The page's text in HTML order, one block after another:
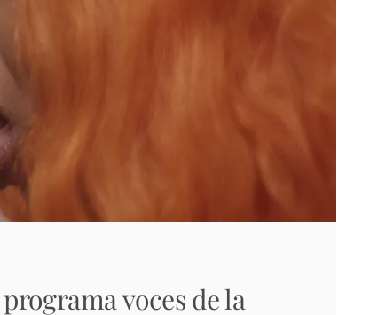
voces de la